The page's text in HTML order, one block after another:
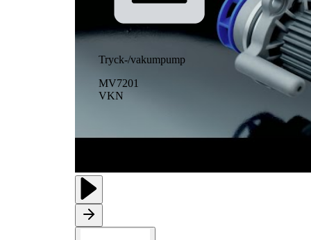
Tryck-/vakumpump
MV7201
VKN